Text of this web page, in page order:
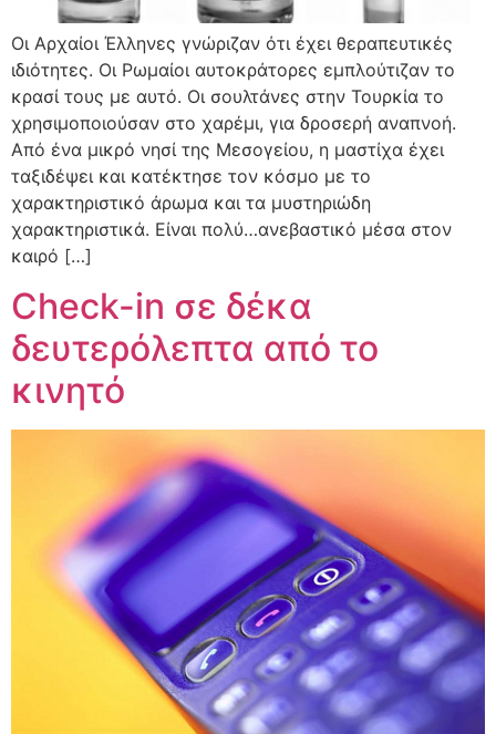
Οι Αρχαίοι Έλληνες γνώριζαν ότι έχει θεραπευτικές
ιδιότητες. Οι Ρωμαίοι αυτοκράτορες εμπλούτιζαν το
κρασί τους με αυτό. Οι σουλτάνες στην Τουρκία το
χρησιμοποιούσαν στο χαρέμι, για δροσερή αναπνοή.
Από ένα μικρό νησί της Μεσογείου, η μαστίχα έχει
ταξιδέψει και κατέκτησε τον κόσμο με το
χαρακτηριστικό άρωμα και τα μυστηριώδη
χαρακτηριστικά. Είναι πολύ…ανεβαστικό μέσα στον
καιρό […]
Check-in σε δέκα
δευτερόλεπτα από το
κινητό